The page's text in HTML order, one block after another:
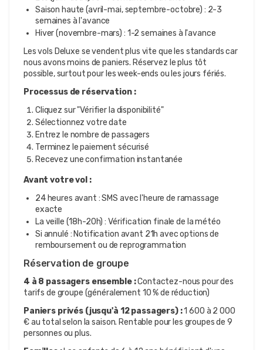
Saison haute (avril-mai, septembre-octobre) : 2-3
semaines à l'avance
Hiver (novembre-mars) : 1-2 semaines à l'avance
Les vols Deluxe se vendent plus vite que les standards car
nous avons moins de paniers. Réservez le plus tôt
possible, surtout pour les week-ends ou les jours fériés.
Processus de réservation :
Cliquez sur "Vérifier la disponibilité"
Sélectionnez votre date
Entrez le nombre de passagers
Terminez le paiement sécurisé
Recevez une confirmation instantanée
Avant votre vol :
24 heures avant : SMS avec l'heure de ramassage
exacte
La veille (18h-20h) : Vérification finale de la météo
Si annulé : Notification avant 21h avec options de
remboursement ou de reprogrammation
Réservation de groupe
4 à 8 passagers ensemble :Contactez-nous pour des
tarifs de groupe (généralement 10 % de réduction)
Paniers privés (jusqu'à 12 passagers) :1 600 à 2 000
€ au total selon la saison. Rentable pour les groupes de 9
personnes ou plus.